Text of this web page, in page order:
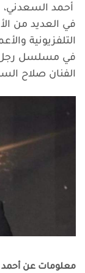
أحمد
في العديد من
التلفزيونية
في مسلسل رجل
الفنان صلاح
معلومات عن